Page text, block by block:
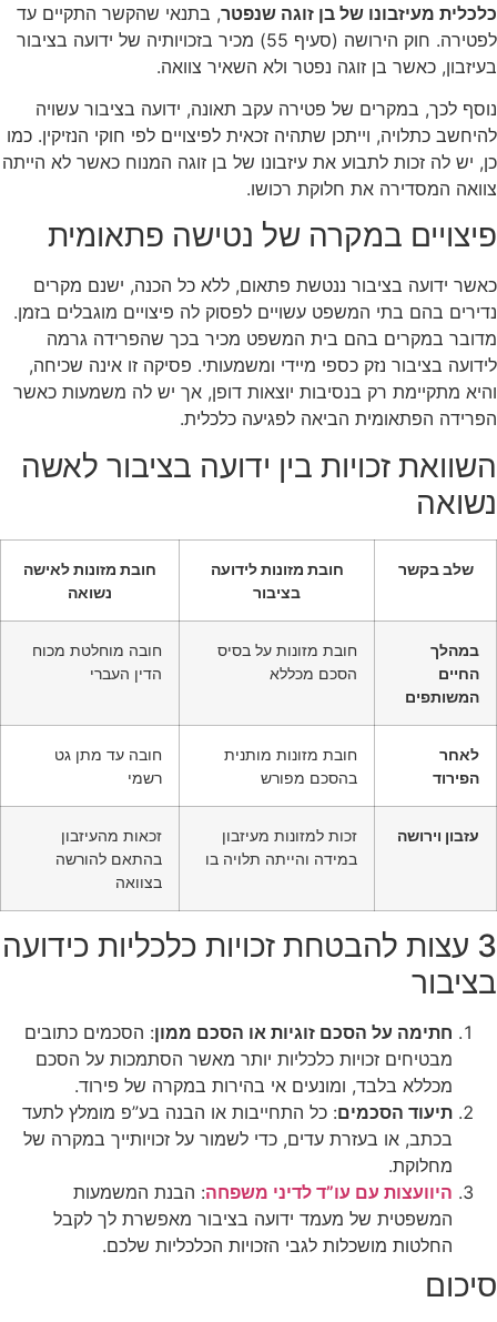
כלכלית מעיזבונו של בן זוגה שנפטר, בתנאי שהקשר התקיים עד
לפטירה. חוק הירושה (סעיף 55) מכיר בזכויותיה של ידועה בציבור
בעיזבון, כאשר בן זוגה נפטר ולא השאיר צוואה.
נוסף לכך, במקרים של פטירה עקב תאונה, ידועה בציבור עשויה
להיחשב כתלויה, וייתכן שתהיה זכאית לפיצויים לפי חוקי הנזיקין. כמו
כן, יש לה זכות לתבוע את עיזבונו של בן זוגה המנוח כאשר לא הייתה
צוואה המסדירה את חלוקת רכושו.
פיצויים במקרה של נטישה פתאומית
כאשר ידועה בציבור ננטשת פתאום, ללא כל הכנה, ישנם מקרים
נדירים בהם בתי המשפט עשויים לפסוק לה פיצויים מוגבלים בזמן.
מדובר במקרים בהם בית המשפט מכיר בכך שהפרידה גרמה
לידועה בציבור נזק כספי מיידי ומשמעותי. פסיקה זו אינה שכיחה,
והיא מתקיימת רק בנסיבות יוצאות דופן, אך יש לה משמעות כאשר
הפרידה הפתאומית הביאה לפגיעה כלכלית.
השוואת זכויות בין ידועה בציבור לאשה
נשואה
שלב בקשר
חובת מזונות לידועה
בציבור
חובת מזונות לאישה
נשואה
במהלך
החיים
המשותפים
חובת מזונות על בסיס
הסכם מכללא
חובה מוחלטת מכוח
הדין העברי
לאחר
הפירוד
חובת מזונות מותנית
בהסכם מפורש
חובה עד מתן גט
רשמי
עזבון וירושה
זכות למזונות מעיזבון
במידה והייתה תלויה בו
זכאות מהעיזבון
בהתאם להורשה
בצוואה
3 עצות להבטחת זכויות כלכליות כידועה
בציבור
חתימה על הסכם זוגיות או הסכם ממון: הסכמים כתובים
מבטיחים זכויות כלכליות יותר מאשר הסתמכות על הסכם
מכללא בלבד, ומונעים אי בהירות במקרה של פירוד.
תיעוד הסכמים: כל התחייבות או הבנה בע”פ מומלץ לתעד
בכתב, או בעזרת עדים, כדי לשמור על זכויותייך במקרה של
מחלוקת.
היוועצות עם עו”ד לדיני משפחה: הבנת המשמעות
המשפטית של מעמד ידועה בציבור מאפשרת לך לקבל
החלטות מושכלות לגבי הזכויות הכלכליות שלכם.
סיכום